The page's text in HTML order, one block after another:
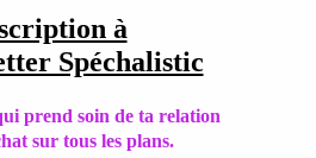
à
Spéchalistic
prend soin de ta relation
sur tous les plans.